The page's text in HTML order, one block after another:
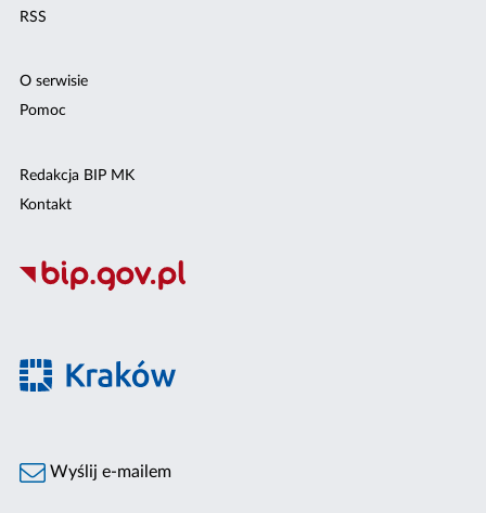
RSS
O serwisie
Pomoc
Redakcja BIP MK
Kontakt
Wyślij e-mailem